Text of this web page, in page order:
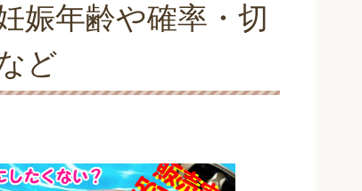
娠年齢や確率・切
ど